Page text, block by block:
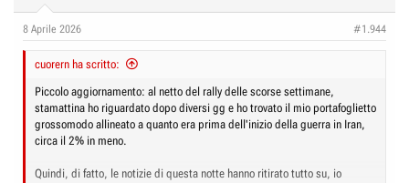
8 Aprile 2026 #1.944
cuorern ha scritto:
Piccolo aggiornamento: al netto del rally delle scorse settimane,
stamattina ho riguardato dopo diversi gg e ho trovato il mio portafoglietto
grossomodo allineato a quanto era prima dell'inizio della guerra in Iran,
circa il 2% in meno.
Quindi, di fatto, le notizie di questa notte hanno ritirato tutto su, io